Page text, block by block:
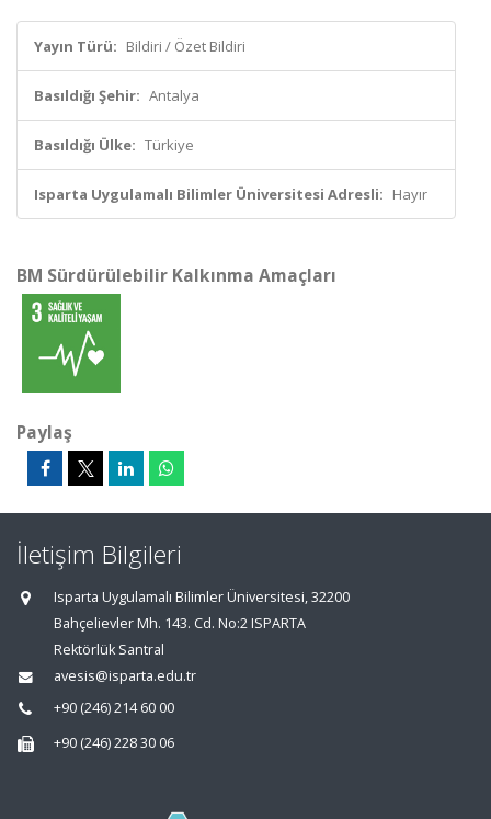
Yayın Türü: Bildiri / Özet Bildiri
Basıldığı Şehir: Antalya
Basıldığı Ülke: Türkiye
Isparta Uygulamalı Bilimler Üniversitesi Adresli: Hayır
BM Sürdürülebilir Kalkınma Amaçları
Paylaş
İletişim Bilgileri
Isparta Uygulamalı Bilimler Üniversitesi, 32200
Bahçelievler Mh. 143. Cd. No:2 ISPARTA
Rektörlük Santral
avesis@isparta.edu.tr
+90 (246) 214 60 00
+90 (246) 228 30 06